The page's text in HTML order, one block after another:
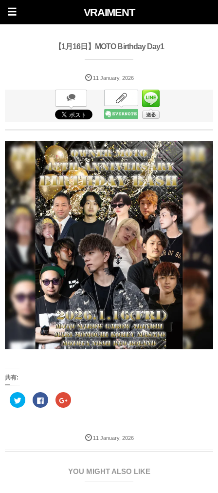
VRAIMENT
【1月16日】MOTO Birthday Day1
11 January,2026
共有:
ク
リ
t
F
a
共
ク
リ
g
+
で
11 January,2026
YOU MIGHT ALSO LIKE